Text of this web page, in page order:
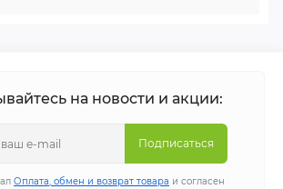
на новости и акции:
Подписаться
Оплата, обмен и возврат товара и согласен